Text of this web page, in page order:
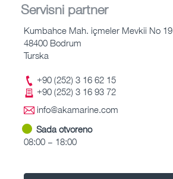
Servisni partner
Kumbahce Mah. içmeler Mevkii No 19
48400 Bodrum
Turska
+90 (252) 3 16 62 15
+90 (252) 3 16 93 72
info@akamarine.com
Sada otvoreno
08:00 – 18:00